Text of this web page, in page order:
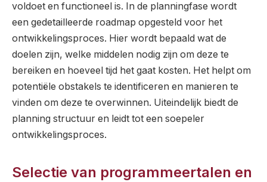
voldoet en functioneel is. In de planningfase wordt
een gedetailleerde roadmap opgesteld voor het
ontwikkelingsproces. Hier wordt bepaald wat de
doelen zijn, welke middelen nodig zijn om deze te
bereiken en hoeveel tijd het gaat kosten. Het helpt om
potentiële obstakels te identificeren en manieren te
vinden om deze te overwinnen. Uiteindelijk biedt de
planning structuur en leidt tot een soepeler
ontwikkelingsproces.
Selectie van programmeertalen en